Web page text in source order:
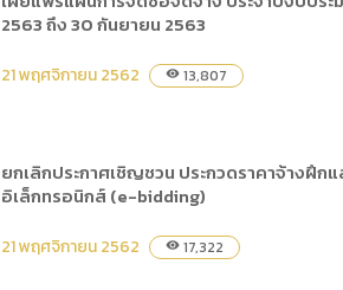
การเปิดเผยข้อมูลสาธารณะของ
นโยบายขององค์การ
2563 ถึง 30 กันยายน 2563
21 พฤศจิกายน 2562 visibility 13,807
ยกเลิกประกาศเชิญชวน ประกวดราคาจ้างฝึก
อิเล็กทรอนิกส์ (e-bidding)
21 พฤศจิกายน 2562 visibility 17,322